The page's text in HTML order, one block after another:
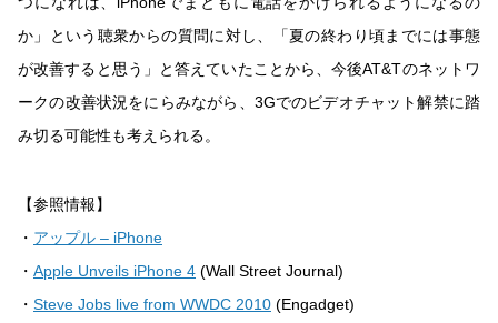
か」という聴衆からの質問に対し、「夏の終わり頃までには事態
が改善すると思う」と答えていたことから、今後AT&Tのネットワ
ークの改善状況をにらみながら、3Gでのビデオチャット解禁に踏
み切る可能性も考えられる。
【参照情報】
・ アップル – iPhone
・ Apple Unveils iPhone 4 (Wall Street Journal)
・ Steve Jobs live from WWDC 2010 (Engadget)